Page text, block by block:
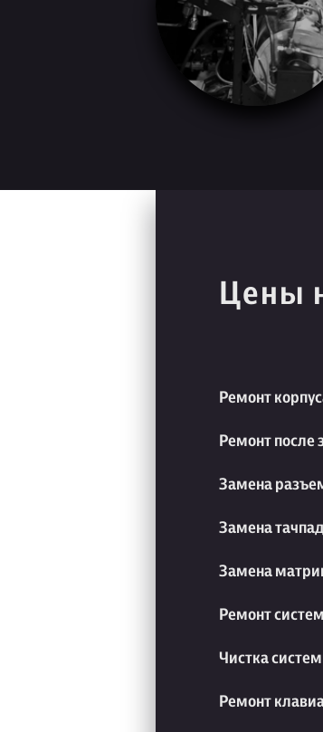
Цены
Ремонт
Ремонт после
Замена
Замена
Замена
Ремонт
Чистка
Ремонт